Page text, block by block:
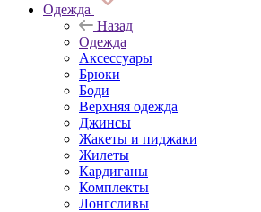
Одежда
Назад
Одежда
Аксессуары
Брюки
Боди
Верхняя одежда
Джинсы
Жакеты и пиджаки
Жилеты
Кардиганы
Комплекты
Лонгсливы